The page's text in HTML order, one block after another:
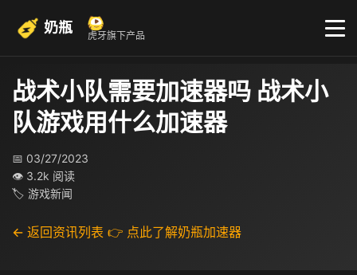
奶瓶 虎牙旗下产品
战术小队需要加速器吗 战术小
队游戏用什么加速器
📅 03/27/2023
👁 3.2k 阅读
🏷 游戏新闻
← 返回资讯列表 👉 点此了解奶瓶加速器